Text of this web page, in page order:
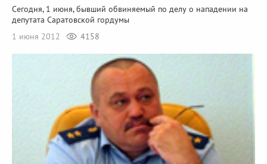
Сегодня, 1 июня, бывший обвиняемый по делу о нападении на
депутата Саратовской гордумы
1 июня 2012
4158